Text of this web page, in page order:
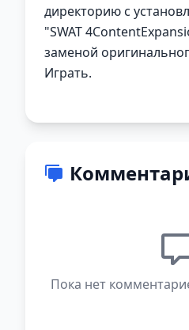
директорию с
"SWAT
заменой
Играть.
Пока нет